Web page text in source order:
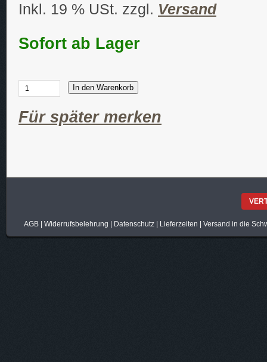
Inkl. 19 % USt. zzgl. Versand
Sofort ab Lager
In den Warenkorb
Für später merken
AGB| Widerrufsbelehrung Datenschutz| Lieferzeiten Versand in die